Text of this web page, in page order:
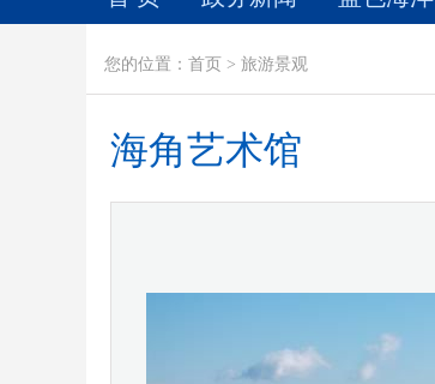
您的位置：首页 > 旅游景观
海角艺术馆